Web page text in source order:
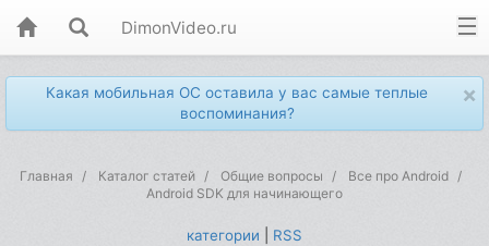
DimonVideo.ru
×
Какая мобильная ОС оставила у вас самые теплые
воспоминания?
Главная Каталог статей Общие вопросы
Все про Android
Android SDK для начинающего
категории RSS